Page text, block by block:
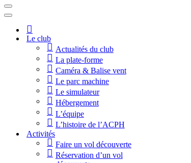
Menu
de
navigation
Menu
navigationAccueil
Le club
Actualités du club
La plate-forme
Caméra & Balise vent
Le parc machine
Le simulateur
Hébergement
L’équipe
L’histoire de l’ACPH
Activités
Faire un vol découverte
Réservation d’un vol